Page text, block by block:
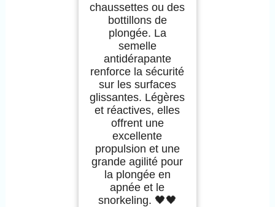
chaussettes ou des
bottillons de
plongée. La
semelle
antidérapante
renforce la sécurité
sur les surfaces
glissantes. Légères
et réactives, elles
offrent une
excellente
propulsion et une
grande agilité pour
la plongée en
apnée et le
snorkeling. 🖤🖤